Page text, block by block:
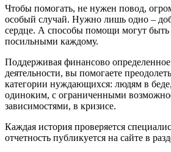
Чтобы помогать, не нужен повод,
особый случай. Нужно лишь одно –
сердце. А способы помощи могут
посильными каждому.
Поддерживая финансово
деятельности, вы помогаете
категории нуждающихся: людям в
одиноким, с ограниченными
зависимостями, в кризисе.
Каждая история проверяется
отчетность публикуется на сайте в